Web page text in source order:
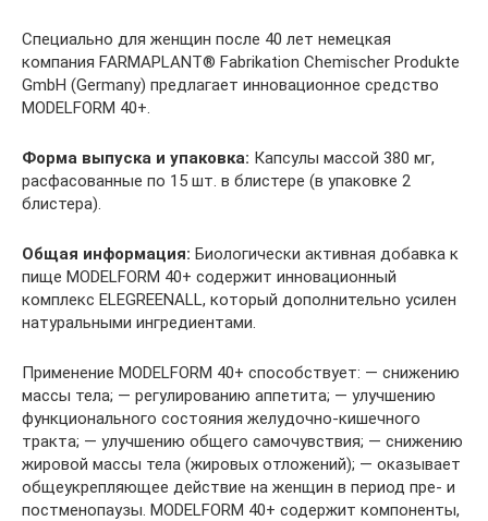
Специально для женщин после 40 лет немецкая
компания FARMAPLANT® Fabrikation Chemischer Produkte
GmbH (Germany) предлагает инновационное средство
MODELFORM 40+.
Форма выпуска и упаковка: Капсулы массой 380 мг,
расфасованные по 15 шт. в блистере (в упаковке 2
блистера).
Общая информация: Биологически активная добавка к
пище MODELFORM 40+ содержит инновационный
комплекс ELEGREENALL, который дополнительно усилен
натуральными ингредиентами.
Применение MODELFORM 40+ способствует: — снижению
массы тела; — регулированию аппетита; — улучшению
функционального состояния желудочно-кишечного
тракта; — улучшению общего самочувствия; — снижению
жировой массы тела (жировых отложений); — оказывает
общеукрепляющее действие на женщин в период пре- и
постменопаузы. MODELFORM 40+ содержит компоненты,